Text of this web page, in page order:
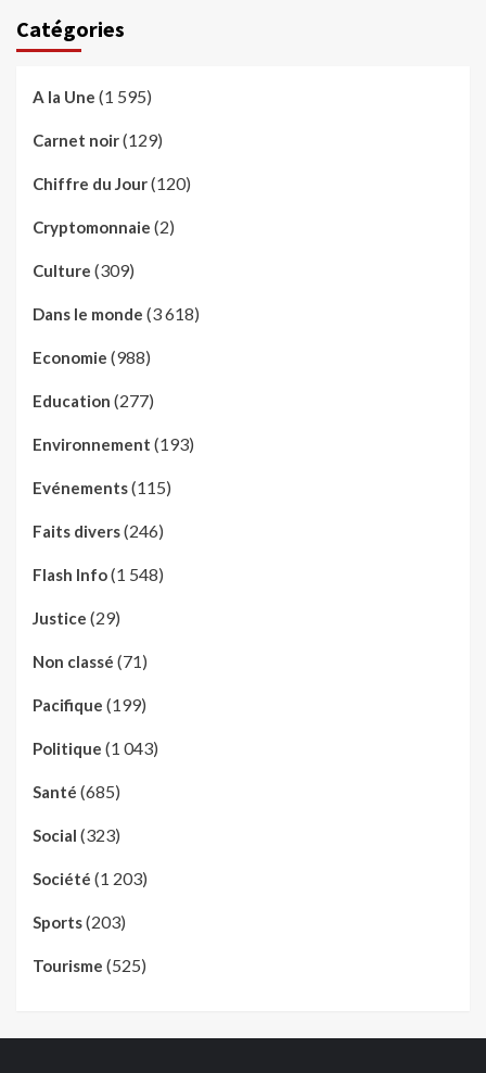
Catégories
A la Une (1 595)
Carnet noir(129)
Chiffre du Jour(120)
Cryptomonnaie (2)
Culture (309)
Dans le monde (3 618)
Economie (988)
Education (277)
Environnement (193)
Evénements(115)
Faits divers(246)
Flash Info(1 548)
Justice (29)
Non classé (71)
Pacifique (199)
Politique (1 043)
Santé (685)
Social (323)
Société (1 203)
Sports(203)
Tourisme (525)